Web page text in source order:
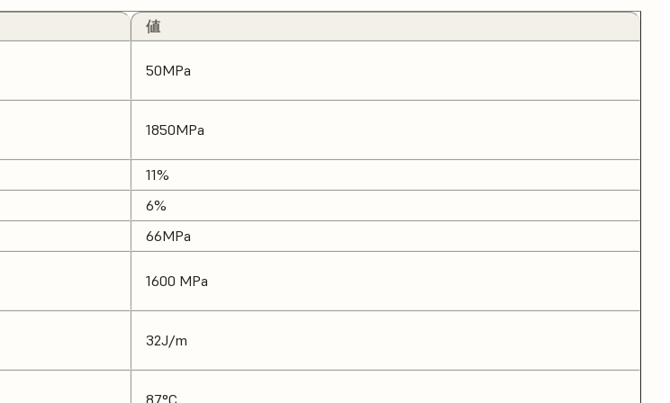
値
50MPa
1850MPa
11%
6%
66MPa
1600 MPa
32J/m